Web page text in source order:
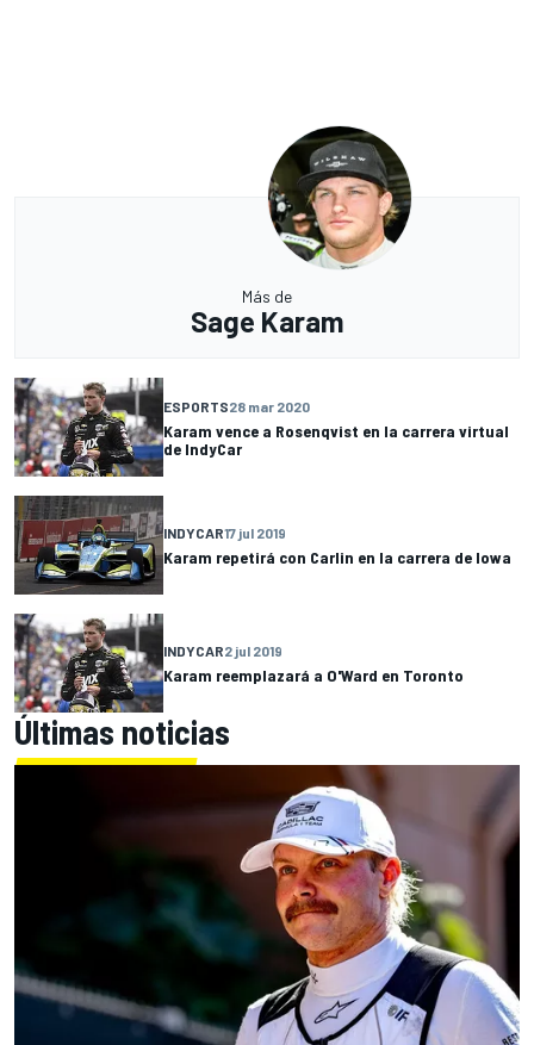
Más de
Sage Karam
ESPORTS28 mar 2020
Karam vence a Rosenqvist en la carrera virtual
de IndyCar
INDYCAR17 jul 2019
Karam repetirá con Carlin en la carrera de Iowa
INDYCAR2 jul 2019
Karam reemplazará a O'Ward en Toronto
Últimas noticias